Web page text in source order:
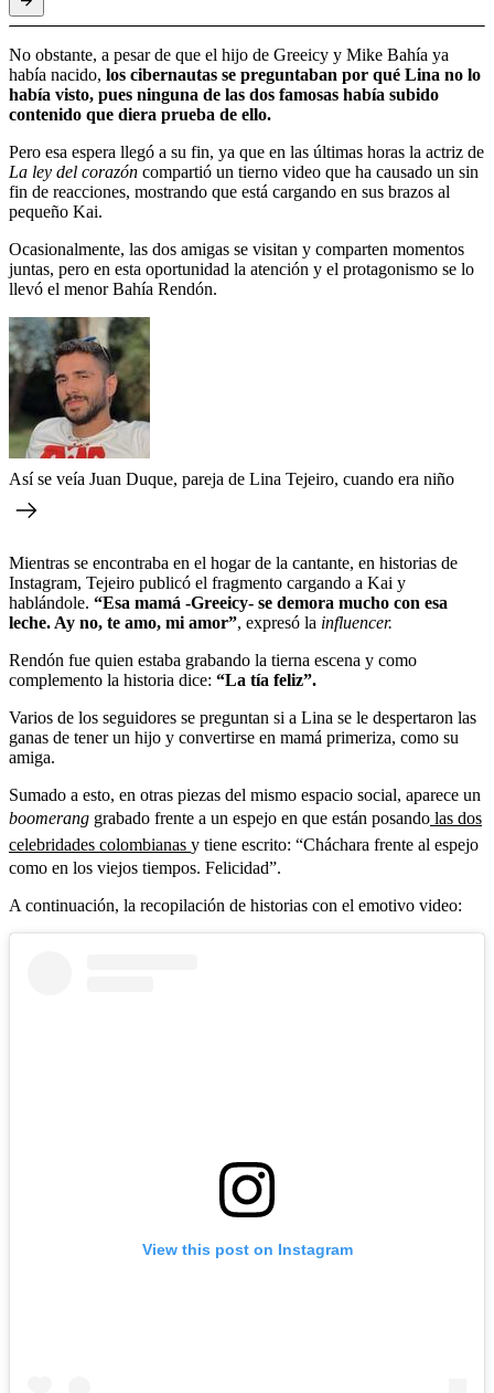
No obstante, a pesar de que el hijo de Greeicy y Mike Bahía ya
había nacido, los cibernautas se preguntaban por qué Lina no lo
había visto, pues ninguna de las dos famosas había subido
contenido que diera prueba de ello.
Pero esa espera llegó a su fin, ya que en las últimas horas la actriz de
La ley del corazón compartió un tierno video que ha causado un sin
fin de reacciones, mostrando que está cargando en sus brazos al
pequeño Kai.
Ocasionalmente, las dos amigas se visitan y comparten momentos
juntas, pero en esta oportunidad la atención y el protagonismo se lo
llevó el menor Bahía Rendón.
Así se veía Juan Duque, pareja de Lina Tejeiro, cuando era niño
Mientras se encontraba en el hogar de la cantante, en historias de
Instagram, Tejeiro publicó el fragmento cargando a Kai y
hablándole. “Esa mamá -Greeicy- se demora mucho con esa
leche. Ay no, te amo, mi amor”, expresó la influencer.
Rendón fue quien estaba grabando la tierna escena y como
complemento la historia dice: “La tía feliz”.
Varios de los seguidores se preguntan si a Lina se le despertaron las
ganas de tener un hijo y convertirse en mamá primeriza, como su
amiga.
Sumado a esto, en otras piezas del mismo espacio social, aparece un
boomerang grabado frente a un espejo en que están posando las dos
celebridades colombianas y tiene escrito: “Cháchara frente al espejo
como en los viejos tiempos. Felicidad”.
A continuación, la recopilación de historias con el emotivo video:
View this post on Instagram